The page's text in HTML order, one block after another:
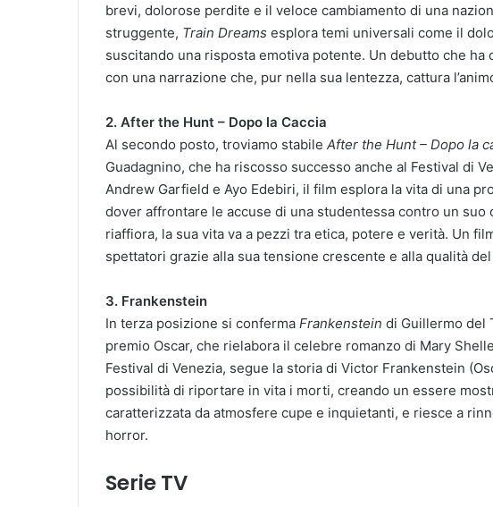
brevi, dolorose perdite e il veloce cambiamento di una
struggente, Train Dreams esplora temi universali come il
suscitando una risposta emotiva potente. Un debutto che
con una narrazione che, pur nella sua lentezza, cattura
2. After the Hunt – Dopo la Caccia
Al secondo posto, troviamo stabile After the Hunt – Dopo la
Guadagnino, che ha riscosso successo anche al Festival di
Andrew Garfield e Ayo Edebiri, il film esplora la vita di una
dover affrontare le accuse di una studentessa contro un suo
riaffiora, la sua vita va a pezzi tra etica, potere e verità. Un
spettatori grazie alla sua tensione crescente e alla qualità del
3. Frankenstein
In terza posizione si conferma Frankenstein di Guillermo del
premio Oscar, che rielabora il celebre romanzo di Mary
Festival di Venezia, segue la storia di Victor Frankenstein
possibilità di riportare in vita i morti, creando un essere
caratterizzata da atmosfere cupe e inquietanti, e riesce a
horror.
Serie TV